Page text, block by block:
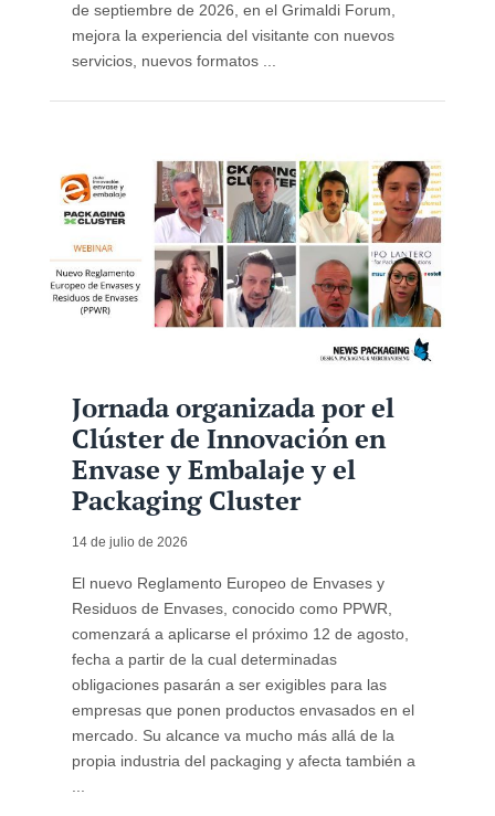
de septiembre de 2026, en el Grimaldi Forum,
mejora la experiencia del visitante con nuevos
servicios, nuevos formatos ...
Jornada organizada por el
Clúster de Innovación en
Envase y Embalaje y el
Packaging Cluster
14 de julio de 2026
El nuevo Reglamento Europeo de Envases y
Residuos de Envases, conocido como PPWR,
comenzará a aplicarse el próximo 12 de agosto,
fecha a partir de la cual determinadas
obligaciones pasarán a ser exigibles para las
empresas que ponen productos envasados en el
mercado. Su alcance va mucho más allá de la
propia industria del packaging y afecta también a